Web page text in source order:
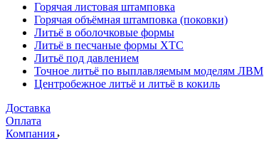
Горячая листовая штамповка
Горячая объёмная штамповка (поковки)
Литьё в оболочковые формы
Литьё в песчаные формы ХТС
Литьё под давлением
Точное литьё по выплавляемым моделям ЛВМ
Центробежное литьё и литьё в кокиль
Доставка
Оплата
Компания